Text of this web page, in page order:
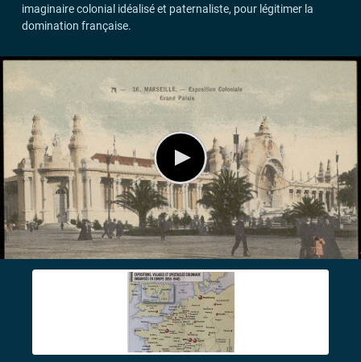
imaginaire colonial idéalisé et paternaliste, pour légitimer la
domination française.